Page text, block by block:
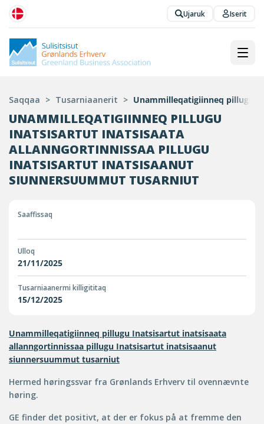
Ujaruk Iserit
Saqqaa > Tusarniaanerit > Unammilleqatigiinneq pillugu
UNAMMILLEQATIGIINNEQ PILLUGU
INATSISARTUT INATSISAATA
ALLANNGORTINNISSAA PILLUGU
INATSISARTUT INATSISAANUT
SIUNNERSUUMMUT TUSARNIUT
Saaffissaq
Ulloq
21/11/2025
Tusarniaanermi killigititaq
15/12/2025
Unammilleqatigiinneq pillugu Inatsisartut inatsisaata
allanngortinnissaa pillugu Inatsisartut inatsisaanut
siunnersuummut tusarniut
Hermed høringssvar fra Grønlands Erhverv til ovennævnte
høring.
GE finder det positivt, at der er fokus på at fremme den